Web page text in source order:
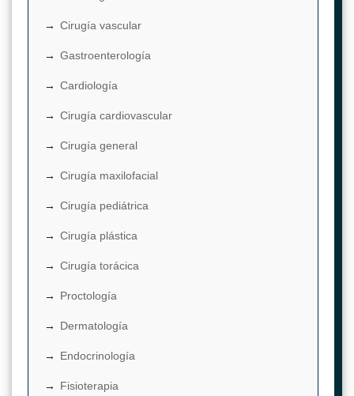
Cirugía vascular
Gastroenterología
Cardiología
Cirugía cardiovascular
Cirugía general
Cirugía maxilofacial
Cirugía pediátrica
Cirugía plástica
Cirugía torácica
Proctología
Dermatología
Endocrinología
Fisioterapia